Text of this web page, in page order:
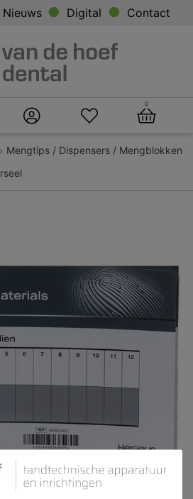
Nieuws Digital Contact
0
Mengtips / Dispensers / Mengblokken